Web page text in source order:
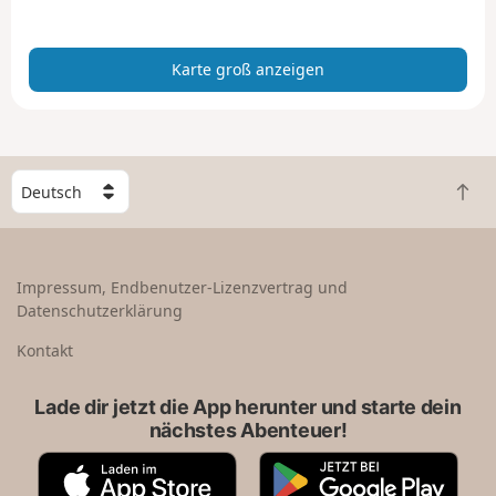
z
i
n
Karte groß anzeigen
W
ä
h
e
n
Z
u
Impressum, Endbenutzer-Lizenzvertrag und
Datenschutzerklärung
Kontakt
Lade dir jetzt die App herunter und starte dein
nächstes Abenteuer!
A
G